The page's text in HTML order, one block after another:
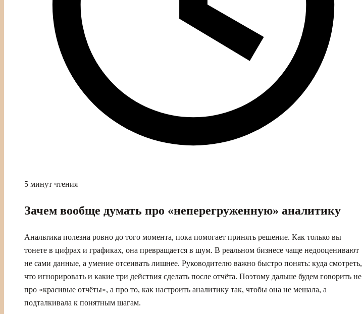
5 минут чтения
Зачем вообще думать про «неперегруженную» аналитику
Анальтика полезна ровно до того момента, пока помогает принять решение. Как только вы
тонете в цифрах и графиках, она превращается в шум. В реальном бизнесе чаще недооценивают
не сами данные, а умение отсеивать лишнее. Руководителю важно быстро понять: куда смотреть,
что игнорировать и какие три действия сделать после отчёта. Поэтому дальше будем говорить не
про «красивые отчёты», а про то, как настроить аналитику так, чтобы она не мешала, а
подталкивала к понятным шагам.